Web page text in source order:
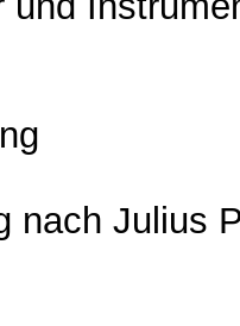
nach Julius